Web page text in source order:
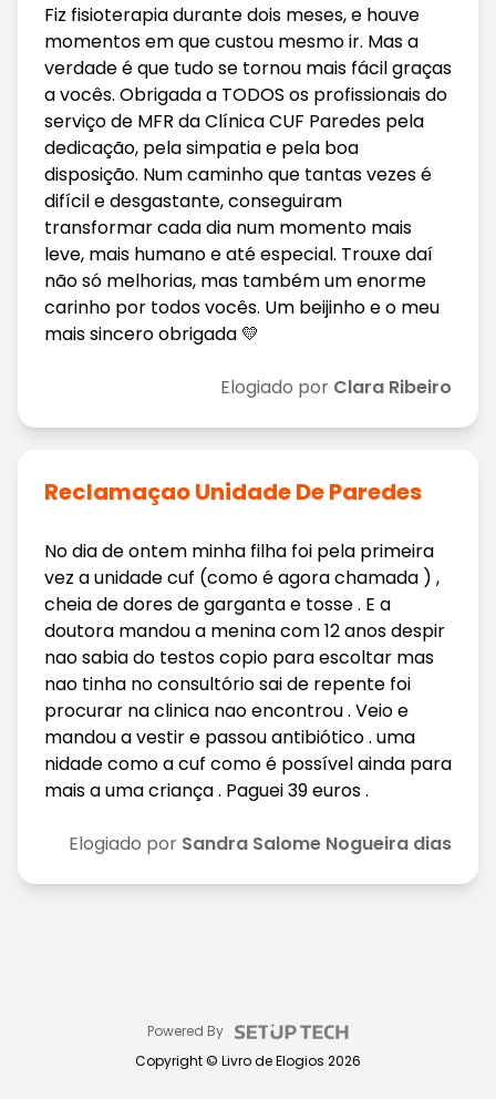
Fiz fisioterapia durante dois meses, e houve
momentos em que custou mesmo ir. Mas a
verdade é que tudo se tornou mais fácil graças
a vocês. Obrigada a TODOS os profissionais do
serviço de MFR da Clínica CUF Paredes pela
dedicação, pela simpatia e pela boa
disposição. Num caminho que tantas vezes é
difícil e desgastante, conseguiram
transformar cada dia num momento mais
leve, mais humano e até especial. Trouxe daí
não só melhorias, mas também um enorme
carinho por todos vocês. Um beijinho e o meu
mais sincero obrigada 💛
Elogiado por Clara Ribeiro
Reclamaçao Unidade De Paredes
No dia de ontem minha filha foi pela primeira
vez a unidade cuf (como é agora chamada ) ,
cheia de dores de garganta e tosse . E a
doutora mandou a menina com 12 anos despir
nao sabia do testos copio para escoltar mas
nao tinha no consultório sai de repente foi
procurar na clinica nao encontrou . Veio e
mandou a vestir e passou antibiótico . uma
nidade como a cuf como é possível ainda para
mais a uma criança . Paguei 39 euros .
Elogiado por Sandra Salome Nogueira dias
Powered By
Copyright © Livro de Elogios 2026